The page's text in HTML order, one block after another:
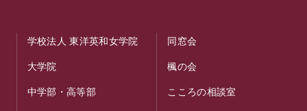
学校法人 東洋英和女学院
大学院
中学部・高等部
同窓会
楓の会
こころの相談室